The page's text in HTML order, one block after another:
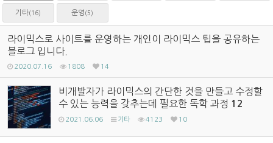
기타(16) 운영 (5)
라이믹스로 사이트를 운영하는 개인이 라이믹스 팁을 공유하는
블로그 입니다.
2020.07.16 1808 14
비개발자가 라이믹스의 간단한 것을 만들고 수정할
수 있는 능력을 갖추는데 필요한 독학 과정 12
2021.06.06 기타 4123 10